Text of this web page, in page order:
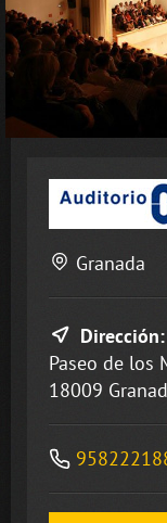
Granada
Dirección:
Paseo de los
18009